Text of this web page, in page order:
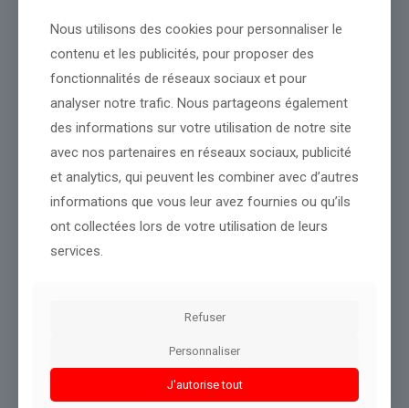
Source :www.franceinfo.fr
cette information.
Dans le même thème
Nous utilisons des cookies pour personnaliser le
contenu et les publicités, pour proposer des
fonctionnalités de réseaux sociaux et pour
analyser notre trafic. Nous partageons également
des informations sur votre utilisation de notre site
avec nos partenaires en réseaux sociaux, publicité
et analytics, qui peuvent les combiner avec d’autres
informations que vous leur avez fournies ou qu’ils
ont collectées lors de votre utilisation de leurs
services.
Refuser
Personnaliser
J'autorise tout